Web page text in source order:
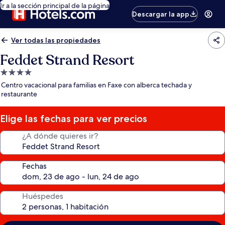
Ir a la sección principal de la página
Descargar la app
Ver todas las propiedades
Feddet Strand Resort
Propiedad
de
4.0
estrellas
Centro vacacional para familias en Faxe con alberca techada y
restaurante
Elige las fechas para ver precios
¿A dónde quieres ir?
Fechas
Huéspedes